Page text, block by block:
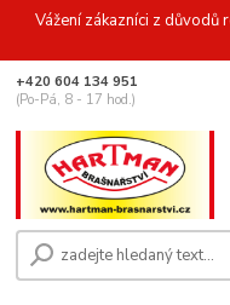
Vážení zákazníci z důvodů
+420 604 134 951
(Po-Pá, 8 - 17 hod.)